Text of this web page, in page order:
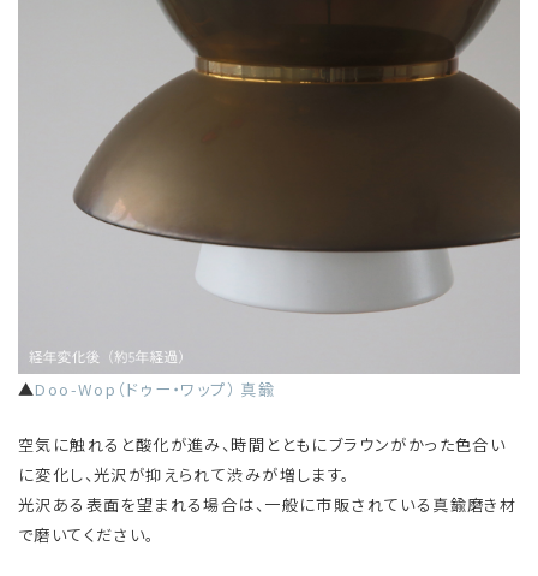
▲Doo-Wop（ドゥー・ワップ） 真鍮
空気に触れると酸化が進み、時間とともにブラウンがかった色合い
に変化し、光沢が抑えられて渋みが増します。
光沢ある表面を望まれる場合は、一般に市販されている真鍮磨き材
で磨いてください。